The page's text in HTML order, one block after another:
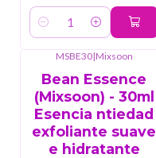
Cantidad
MSBE30|Mixsoon
Bean Essence
(Mixsoon) - 30ml
Esencia ntiedad
exfoliante suave
e hidratante